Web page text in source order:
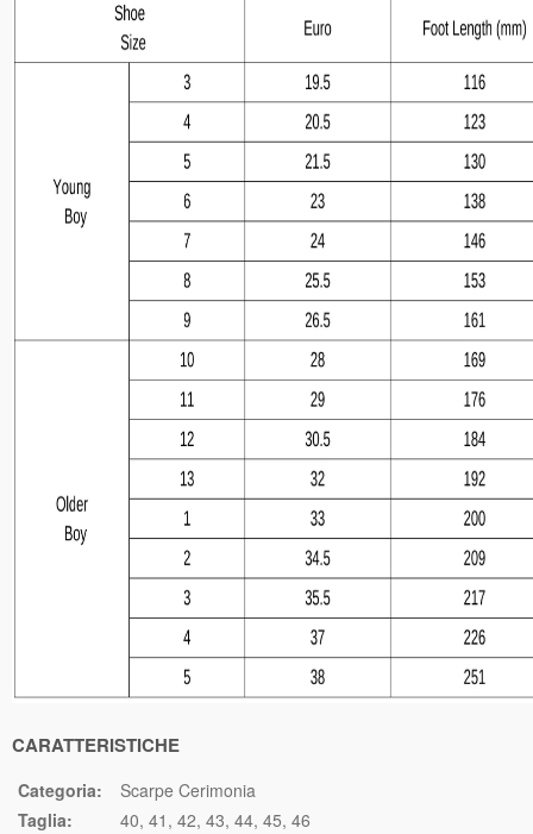
CARATTERISTICHE
Categoria:
Scarpe Cerimonia
Taglia:
40 41 42 43 44 45 46